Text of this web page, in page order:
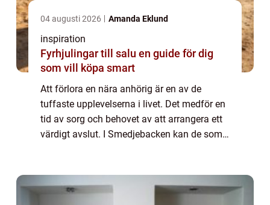
04 augusti 2026 Amanda Eklund
inspiration
Fyrhjulingar till salu en guide för dig
som vill köpa smart
Att förlora en nära anhörig är en av de
tuffaste upplevelserna i livet. Det medför en
tid av sorg och behovet av att arrangera ett
värdigt avslut. I Smedjebacken kan de som